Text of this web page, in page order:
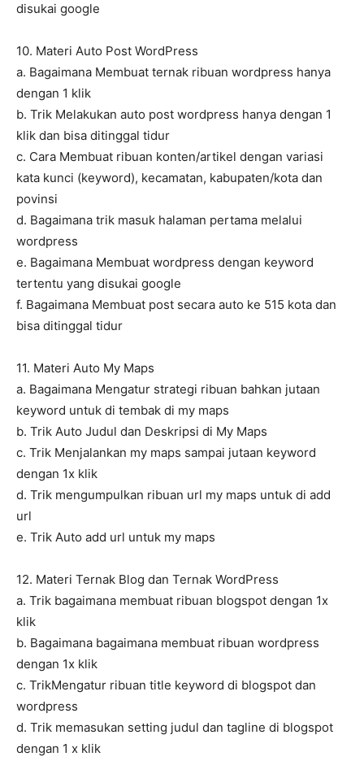
disukai google
10. Materi Auto Post WordPress
a. Bagaimana Membuat ternak ribuan wordpress hanya
dengan 1 klik
b. Trik Melakukan auto post wordpress hanya dengan 1
klik dan bisa ditinggal tidur
c. Cara Membuat ribuan konten/artikel dengan variasi
kata kunci (keyword), kecamatan, kabupaten/kota dan
povinsi
d. Bagaimana trik masuk halaman pertama melalui
wordpress
e. Bagaimana Membuat wordpress dengan keyword
tertentu yang disukai google
f. Bagaimana Membuat post secara auto ke 515 kota dan
bisa ditinggal tidur
11. Materi Auto My Maps
a. Bagaimana Mengatur strategi ribuan bahkan jutaan
keyword untuk di tembak di my maps
b. Trik Auto Judul dan Deskripsi di My Maps
c. Trik Menjalankan my maps sampai jutaan keyword
dengan 1x klik
d. Trik mengumpulkan ribuan url my maps untuk di add
url
e. Trik Auto add url untuk my maps
12. Materi Ternak Blog dan Ternak WordPress
a. Trik bagaimana membuat ribuan blogspot dengan 1x
klik
b. Bagaimana bagaimana membuat ribuan wordpress
dengan 1x klik
c. TrikMengatur ribuan title keyword di blogspot dan
wordpress
d. Trik memasukan setting judul dan tagline di blogspot
dengan 1 x klik